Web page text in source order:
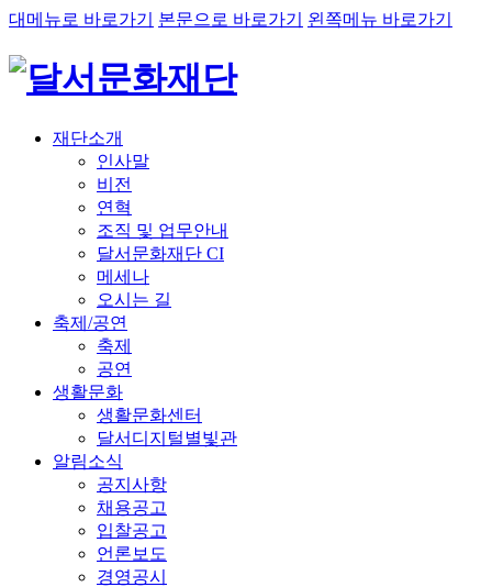
대메뉴로 바로가기 본문으로 바로가기 왼쪽메뉴 바로가기
재단소개
인사말
비전
연혁
조직 및 업무안내
달서문화재단 CI
메세나
오시는 길
축제/공연
축제
공연
생활문화
생활문화센터
달서디지털별빛관
알림소식
공지사항
채용공고
입찰공고
언론보도
경영공시